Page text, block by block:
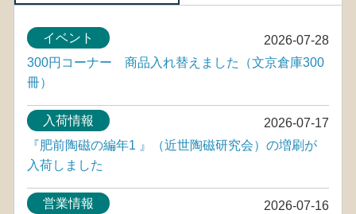
2026-07-28
イベント
300円コーナー 商品入れ替えました（文京倉庫300
冊）
2026-07-17
入荷情報
『肥前陶磁の編年1 』（近世陶磁研究会）の増刷が
入荷しました
2026-07-16
営業情報